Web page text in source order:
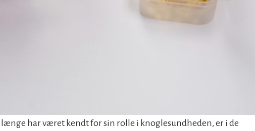
har været kendt for sin rolle i knoglesundheden, er i de